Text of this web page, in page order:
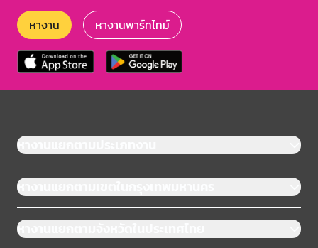
หางาน หางานพาร์ทไทม์
หางานแยกตามประเภทงาน
หางานแยกตามเขตในกรุงเทพมหานคร
หางานแยกตามจังหวัดในประเทศไทย